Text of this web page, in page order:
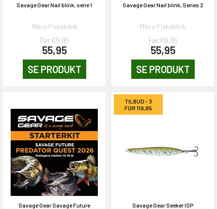
Savage Gear Nail blink, serie 1
Mikro Fiskeblink
Før 69,95
55,95
SE PRODUKT
Savage Gear Nail blink, Series 2
Mikro Fiskeblink
Før 69,95
55,95
SE PRODUKT
Savage Gear Savage Future
TILBUD - 3
FOR 119,95
Savage Gear Seeker ISP